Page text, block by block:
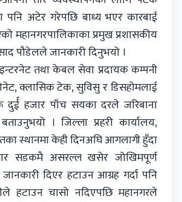
अटेर गरेपछि बाध्य भएर कारबाई
महानगरपालिकाका प्रमुख प्रशासकीय
पौडेलले जानकारी दिनुभयो ।
तथा केबल सेवा प्रदायक कम्पनी
क्लासिक टेक, सुविसु र डिसहोमलाई
दुर्ई हजार पाँच सयका दरले जरिबाना
। जिल्ला प्रहरी कार्यालय,
स्थानमा केही दिनअघि आगलागी हुँदा
सडकमै असरल्ल खसेर जोखिमपूर्ण
दिएर हटाउन आग्रह गर्दा पनि
हटाउन चासो नदिएपछि महानगरले